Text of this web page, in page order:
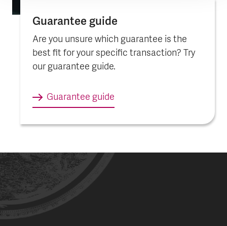
Guarantee guide
Are you unsure which guarantee is the
best fit for your specific transaction? Try
our guarantee guide.
Guarantee guide